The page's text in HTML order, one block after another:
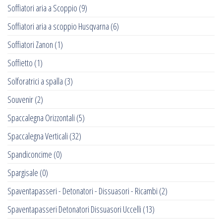
Soffiatori aria a Scoppio (9)
Soffiatori aria a scoppio Husqvarna (6)
Soffiatori Zanon (1)
Soffietto (1)
Solforatrici a spalla (3)
Souvenir(2)
Spaccalegna Orizzontali (5)
Spaccalegna Verticali (32)
Spandiconcime (0)
Spargisale (0)
Spaventapasseri - Detonatori - Dissuasori - Ricambi (2)
Spaventapasseri Detonatori Dissuasori Uccelli (13)